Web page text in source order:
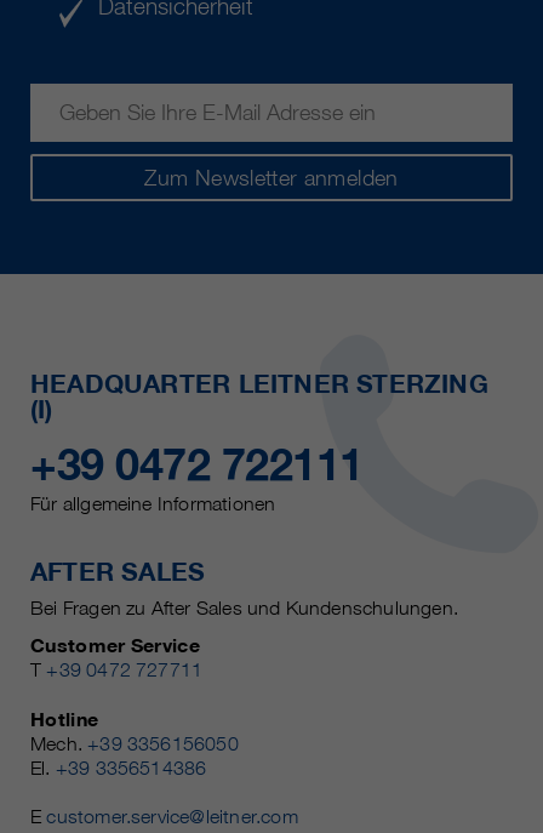
Zum Newsletter anmelden
Datensicherheit
HEADQUARTER LEITNER STERZING
(I)
+39 0472 722111
Für allgemeine Informationen
AFTER SALES
Bei Fragen zu After Sales und Kundenschulungen.
Customer Service
T +39 0472 727711
Hotline
Mech. +39 3356156050
El. +39 3356514386
Ecustomer.service@leitner.com